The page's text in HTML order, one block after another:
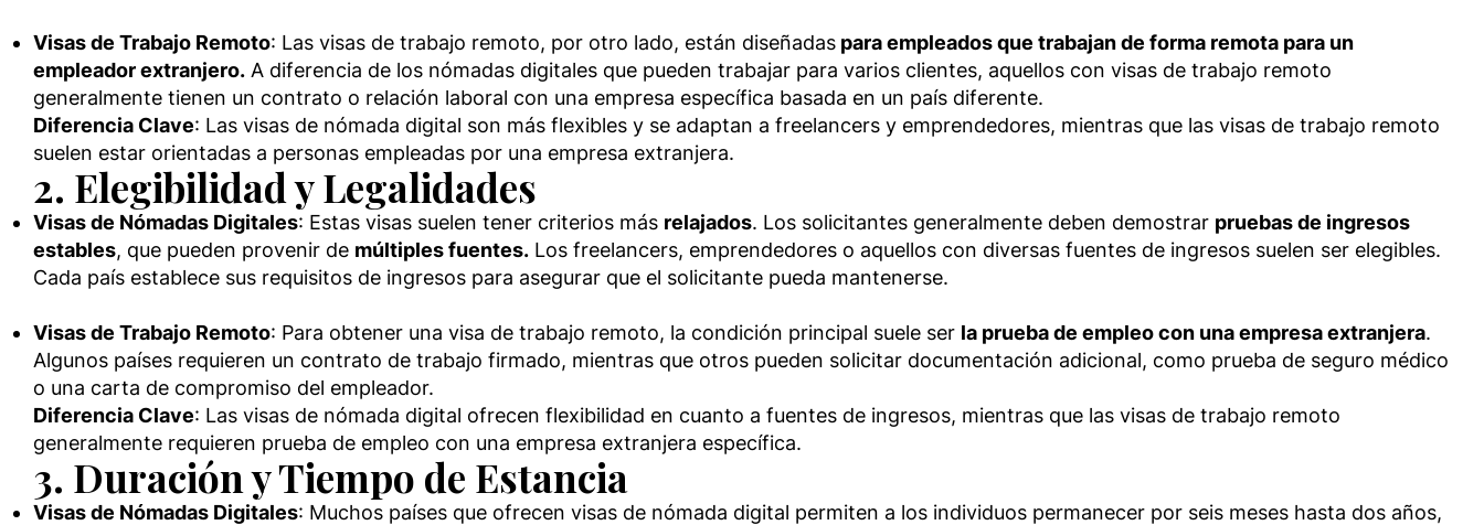
Visas de Trabajo Remoto: Las visas de trabajo remoto, por otro lado, están diseñadas para empleados que trabajan de forma remota para un
empleador extranjero. A diferencia de los nómadas digitales que pueden trabajar para varios clientes, aquellos con visas de trabajo remoto
generalmente tienen un contrato o relación laboral con una empresa específica basada en un país diferente.
Diferencia Clave: Las visas de nómada digital son más flexibles y se adaptan a freelancers y emprendedores, mientras que las visas de trabajo remoto
suelen estar orientadas a personas empleadas por una empresa extranjera.
2. Elegibilidad y Legalidades
Visas de Nómadas Digitales: Estas visas suelen tener criterios más relajados. Los solicitantes generalmente deben demostrar pruebas de ingresos
estables, que pueden provenir de múltiples fuentes. Los freelancers, emprendedores o aquellos con diversas fuentes de ingresos suelen ser elegibles.
Cada país establece sus requisitos de ingresos para asegurar que el solicitante pueda mantenerse.
Visas de Trabajo Remoto: Para obtener una visa de trabajo remoto, la condición principal suele ser la prueba de empleo con una empresa extranjera.
Algunos países requieren un contrato de trabajo firmado, mientras que otros pueden solicitar documentación adicional, como prueba de seguro médico
o una carta de compromiso del empleador.
Diferencia Clave: Las visas de nómada digital ofrecen flexibilidad en cuanto a fuentes de ingresos, mientras que las visas de trabajo remoto
generalmente requieren prueba de empleo con una empresa extranjera específica.
3. Duración y Tiempo de Estancia
Visas de Nómadas Digitales: Muchos países que ofrecen visas de nómada digital permiten a los individuos permanecer por seis meses hasta dos años,